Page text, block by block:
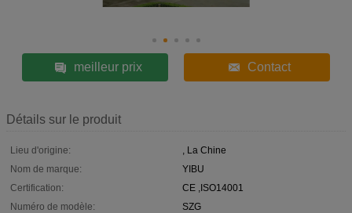
meilleur prix Contact
Détails sur le produit
Lieu d'origine:
, La Chine
Nom de marque:
YIBU
Certification:
CE ,ISO14001
Numéro de modèle:
SZG